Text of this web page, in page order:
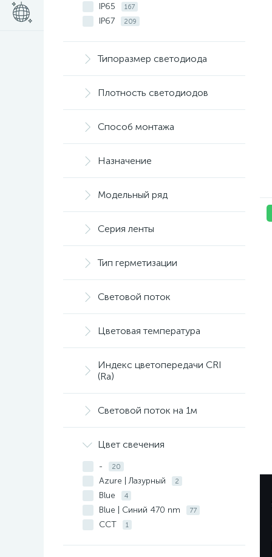
IP65 167
IP67 209
Типоразмер светодиода
Плотность светодиодов
Способ монтажа
Назначение
Модельный ряд
Серия ленты
Тип герметизации
Световой поток
Цветовая температура
Индекс цветопередачи CRI
(Ra)
Световой поток на 1м
Цвет свечения
- 20
Azure | Лазурный 2
Blue 4
Blue | Синий 470 nm 77
CCT 1